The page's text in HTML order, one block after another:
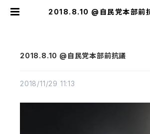
2018.8.10 @自民党本部前
2018.8.10 @自民党本部前抗議
2018/11/29 11:13